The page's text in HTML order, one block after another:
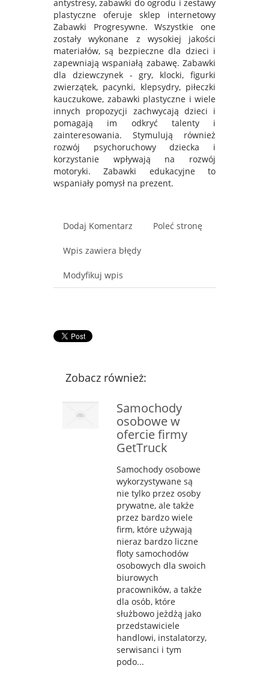
antystresy, zabawki do ogrodu i zestawy
plastyczne oferuje sklep internetowy
Zabawki Progresywne. Wszystkie one
zostały wykonane z wysokiej jakości
materiałów, są bezpieczne dla dzieci i
zapewniają wspaniałą zabawę. Zabawki
dla dziewczynek - gry, klocki, figurki
zwierzątek, pacynki, klepsydry, piłeczki
kauczukowe, zabawki plastyczne i wiele
innych propozycji zachwycają dzieci i
pomagają im odkryć talenty i
zainteresowania. Stymulują również
rozwój psychoruchowy dziecka i
korzystanie wpływają na rozwój
motoryki. Zabawki edukacyjne to
wspaniały pomysł na prezent.
Dodaj Komentarz Poleć stronę
Wpis zawiera błędy
Modyfikuj wpis
Zobacz również:
Samochody
osobowe w
ofercie firmy
GetTruck
Samochody osobowe
wykorzystywane są
nie tylko przez osoby
prywatne, ale także
przez bardzo wiele
firm, które używają
nieraz bardzo liczne
floty samochodów
osobowych dla swoich
biurowych
pracowników, a także
dla osób, które
służbowo jeżdżą jako
przedstawiciele
handlowi, instalatorzy,
serwisanci i tym
podo...